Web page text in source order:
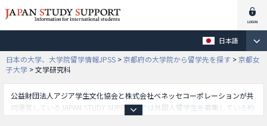
日本語
日本の大学、大学院留学情報JPSS >京都府の大学院から留学先を探す >京都女
子大学 >文学研究科
公益財団法人アジア学生文化協会と株式会社ベネッセコーポレーションが共
同運営しているJAPAN STUDY SUPPORTでは外国人留学生を募集している約